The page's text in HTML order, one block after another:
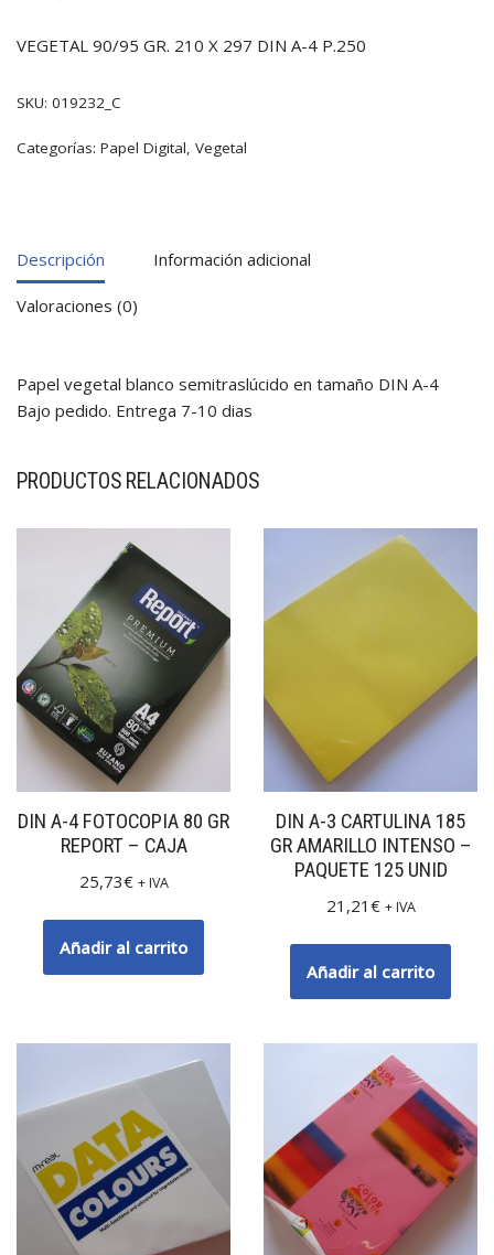
VEGETAL 90/95 GR. 210 X 297 DIN A-4 P.250
SKU: 019232_C
Categorías: Papel Digital, Vegetal
Descripción Información adicional
Valoraciones (0)
Papel vegetal blanco semitraslúcido en tamaño DIN A-4
Bajo pedido. Entrega 7-10 dias
PRODUCTOS RELACIONADOS
DIN A-4 FOTOCOPIA 80 GR
REPORT – CAJA
25,73€ + IVA
Añadir al carrito
DIN A-3 CARTULINA 185
GR AMARILLO INTENSO –
PAQUETE 125 UNID
21,21 € + IVA
Añadir al carrito